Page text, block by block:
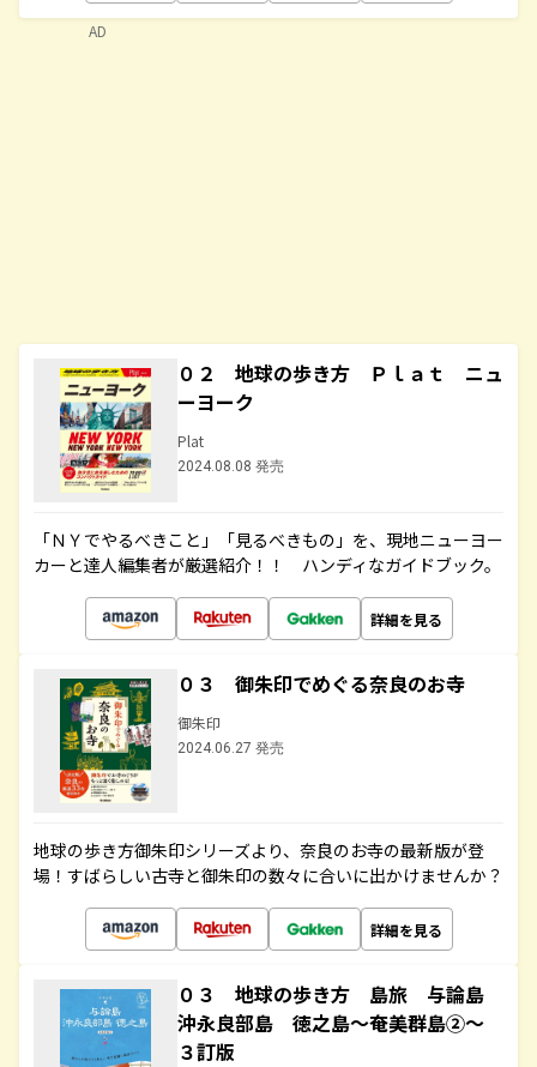
０２ 地球の歩き方 Ｐｌａｔ ニュ
ーヨーク
Plat
2024.08.08 発売
「ＮＹでやるべきこと」「見るべきもの」を、現地ニューヨー
カーと達人編集者が厳選紹介！！ ハンディなガイドブック。
詳細を見る
０３ 御朱印でめぐる奈良のお寺
御朱印
2024.06.27 発売
地球の歩き方御朱印シリーズより、奈良のお寺の最新版が登
場！すばらしい古寺と御朱印の数々に合いに出かけませんか？
詳細を見る
０３ 地球の歩き方 島旅 与論島
沖永良部島 徳之島～奄美群島②～
３訂版
AD